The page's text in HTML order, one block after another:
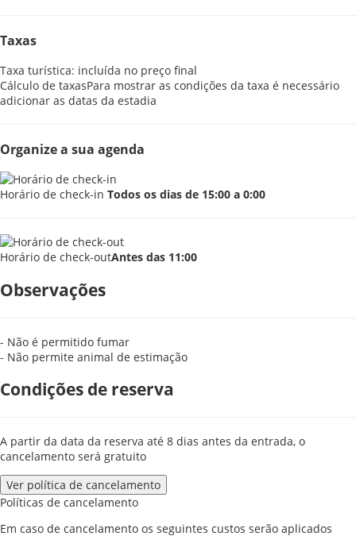
Taxas
Taxa turística: incluída no preço final
Cálculo de taxasPara mostrar as condições da taxa é necessário
adicionar as datas da estadia
Organize a sua agenda
Horário de check-in Todos os dias de 15:00 a 0:00
Horário de check-outAntes das 11:00
Observações
- Não é permitido fumar
- Não permite animal de estimação
Condições de reserva
A partir da data da reserva até 8 dias antes da entrada, o
cancelamento será gratuito
Ver política de cancelamento
Políticas de cancelamento
Em caso de cancelamento os seguintes custos serão aplicados